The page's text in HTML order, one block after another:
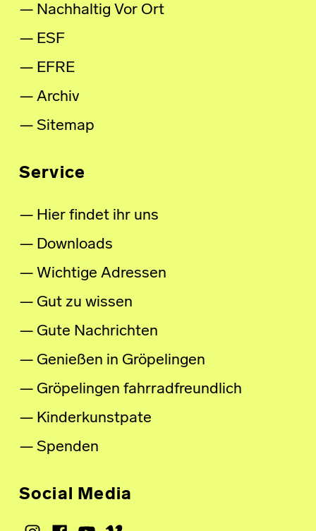
Nachhaltig Vor Ort
ESF
EFRE
Archiv
Sitemap
Service
Hier findet ihr uns
Downloads
Wichtige Adressen
Gut zu wissen
Gute Nachrichten
Genießen in Gröpelingen
Gröpelingen fahrradfreundlich
Kinderkunstpate
Spenden
Social Media
Instagram
Facebook
Youtube
Vimeo